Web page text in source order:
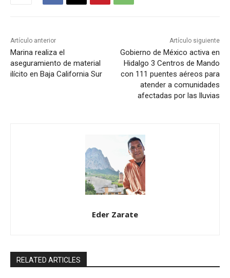
Artículo anterior
Marina realiza el
aseguramiento de material
ilícito en Baja California Sur
Artículo siguiente
Gobierno de México activa en
Hidalgo 3 Centros de Mando
con 111 puentes aéreos para
atender a comunidades
afectadas por las lluvias
Eder Zarate
RELATED ARTICLES